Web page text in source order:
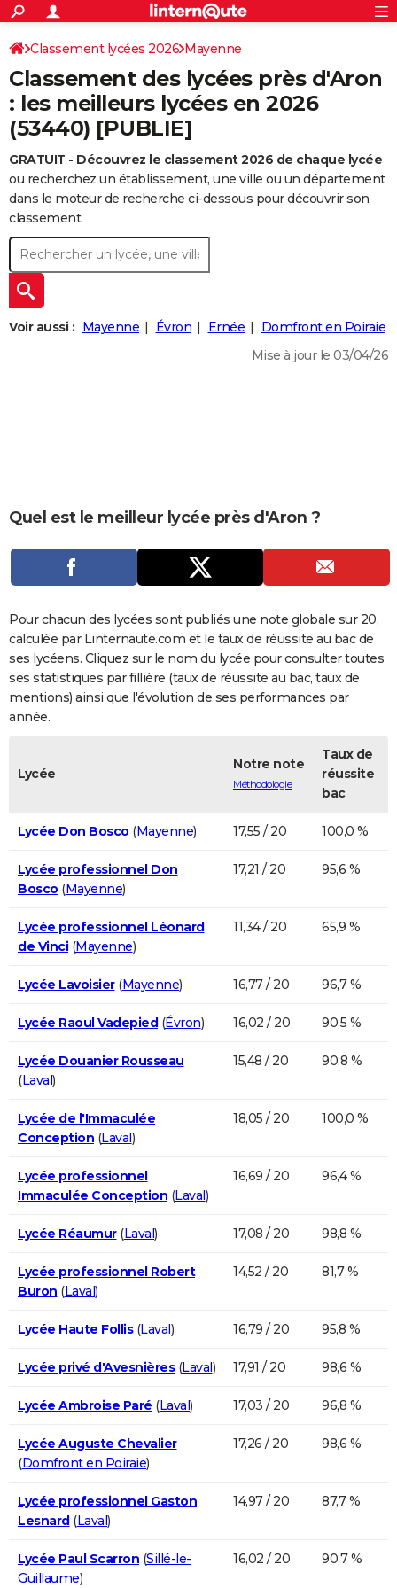
ACTUALITÉS
Politique
Société
Faits Divers
Education
Monde
Villes
+
SPORT
Coupe du monde 2026
Football
Tennis
Cyclisme
Rugby
Forum
CULTURE
Programme TV
TNT
Streaming
Cinéma
Sorties cinéma
Musique
+
FINANCE
Retraite
Impôts
Epargne
Immobilier
Risques naturels par ville
Banque
Assurance
Crédit
AUTO
Essais
Réserver un essai
Citadines
Berlines
SUV
Forum auto
+
HIGH-TECH
BRICOLAGE
Forum
Aménagement intérieur
Extérieur
Cuisine
Salle de bains
Jardinage
Rangement
+WEEK-END
Guides de France
Escapades
Patrimoine
Expositions
Musées
Week-end nature
+
LIFESTYLE
CARTE DE VOEUX
Carte de Noël
Carte Bonne année
Carte Saint-Valentin
Carte Pâques
Carte d'anniversaire
DICTIONNAIRE
COPAINS D'AVANT
S'inscrire
Se connecter
Lycées
Collèges
Primaires
Universités
Entreprises
Service militaire
Avis de recherche
AVIS DE DÉCÈS
FORUM
S'inscrire
Connexion
Classement lycées 2026 Mayenne
Classement des lycées près d'Aron
: les meilleurs lycées en 2026
(53440) [PUBLIE]
GRATUIT - Découvrez le classement 2026 de chaque lycée
ou recherchez un établissement, une ville ou un département
dans le moteur de recherche ci-dessous pour découvrir son
classement.
Voir aussi : Mayenne Évron Ernée
Domfront en Poiraie
Mise à jour le 03/04/26
Quel est le meilleur lycée près d'Aron ?
Pour chacun des lycées sont publiés une note globale sur 20,
calculée par Linternaute.com et le taux de réussite au bac de
ses lycéens. Cliquez sur le nom du lycée pour consulter toutes
ses statistiques par fillière (taux de réussite au bac, taux de
mentions) ainsi que l'évolution de ses performances par
année.
Lycée
Notre note
Méthodologie
Taux de
réussite
bac
Lycée Don Bosco (Mayenne) 17,55 / 20 100,0 %
Lycée professionnel Don
Bosco (Mayenne)
17,21 / 20 95,6 %
Lycée professionnel Léonard
de Vinci(Mayenne)
11,34 / 20 65,9 %
Lycée Lavoisier(Mayenne) 16,77 / 20 96,7 %
Lycée Raoul Vadepied(Évron) 16,02 / 20 90,5 %
Lycée Douanier Rousseau
(Laval)
15,48 / 20 90,8 %
Lycée de l'Immaculée
Conception (Laval)
18,05 / 20 100,0 %
Lycée professionnel
Immaculée Conception (Laval)
16,69 / 20 96,4 %
Lycée Réaumur(Laval) 17,08 / 20 98,8 %
Lycée professionnel Robert
Buron (Laval)
14,52 / 20 81,7 %
Lycée Haute Follis(Laval) 16,79 / 20 95,8 %
Lycée privé d'Avesnières(Laval) 17,91 / 20 98,6 %
Lycée Ambroise Paré (Laval) 17,03 / 20 96,8 %
Lycée Auguste Chevalier
(Domfront en Poiraie)
17,26 / 20 98,6 %
Lycée professionnel Gaston
Lesnard(Laval)
14,97 / 20 87,7 %
Lycée Paul Scarron (Sillé-le-
Guillaume)
16,02 / 20 90,7 %